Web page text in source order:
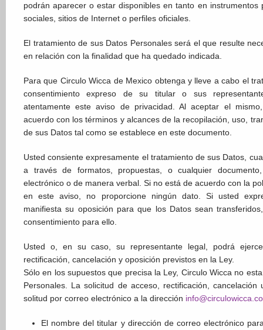
podrán aparecer o estar disponibles en tanto en instrumentos
sociales, sitios de Internet o perfiles oficiales.
El tratamiento de sus Datos Personales será el que resulte
en relación con la finalidad que ha quedado indicada.
Para que Circulo Wicca de Mexico obtenga y lleve a cabo el
consentimiento expreso de su titular o sus
atentamente este aviso de privacidad. Al aceptar el
acuerdo con los términos y alcances de la recopilación, uso,
de sus Datos tal como se establece en este documento.
Usted consiente expresamente el tratamiento de sus Datos,
a través de formatos, propuestas, o cualquier
electrónico o de manera verbal. Si no está de acuerdo con la
en este aviso, no proporcione ningún dato. Si usted
manifiesta su oposición para que los Datos sean
consentimiento para ello.
Usted o, en su caso, su representante legal, podrá
rectificación, cancelación y oposición previstos en la Ley.
Sólo en los supuestos que precisa la Ley, Circulo Wicca no
Personales. La solicitud de acceso, rectificación, cancelación
solitud por correo electrónico a la dirección
El nombre del titular y dirección de correo electrónico